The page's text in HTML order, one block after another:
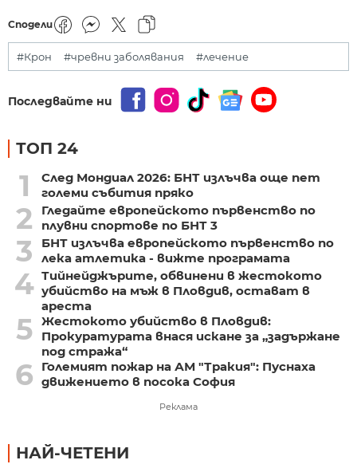
Сподели
#Крон #чревни заболявания #лечение
Последвайте ни
ТОП 24
1
След Мондиал 2026: БНТ излъчва още пет
големи събития пряко
2
Гледайте европейското първенство по
плувни спортове по БНТ 3
3
БНТ излъчва европейското първенство по
лека атлетика - вижте програмата
4 Тийнейджърите, обвинени в жестокото
убийство на мъж в Пловдив, остават в
ареста
5 Жестокото убийство в Пловдив:
Прокуратурата внася искане за „задържане
под стража“
6
Големият пожар на АМ "Тракия": Пуснаха
движението в посока София
Реклама
НАЙ-ЧЕТЕНИ